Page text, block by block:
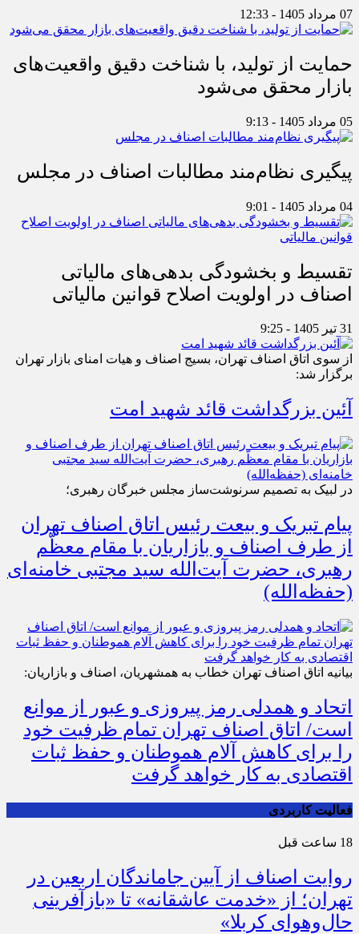
07 مرداد 1405 - 12:33
حمایت از تولید، با شناخت دقیق واقعیت‌های
بازار محقق می‌شود
05 مرداد 1405 - 9:13
پیگیری نظام‌مند مطالبات اصناف در مجلس
04 مرداد 1405 - 9:01
تقسیط و بخشودگی بدهی‌های مالیاتی
اصناف در اولویت اصلاح قوانین مالیاتی
31 تیر 1405 - 9:25
از سوی اتاق اصناف تهران، بسیج اصناف و هیات امنای بازار تهران
برگزار شد:
آئین بزرگداشت قائد شهید امت
در لبیک به تصمیم سرنوشت‌ساز مجلس خبرگان رهبری؛
پیام تبریک و بیعت رئیس اتاق اصناف تهران
از طرف اصناف و بازاریان با مقام معظّم
رهبری، حضرت آیت‌الله سید مجتبی خامنه‌ای
(حفظه‌الله)
بیانیه اتاق اصناف تهران خطاب به همشهریان، اصناف و بازاریان:
اتحاد و همدلی رمز پیروزی و عبور از موانع
است/ اتاق اصناف تهران تمام ظرفیت خود
را برای کاهش آلام هموطنان و حفظ ثبات
اقتصادی به کار خواهد گرفت
فعالیت کاربردی
18 ساعت قبل
روایت اصناف از آیین جاماندگان اربعین در
تهران؛ از «خدمت عاشقانه» تا «بازآفرینی
حال‌وهوای کربلا»